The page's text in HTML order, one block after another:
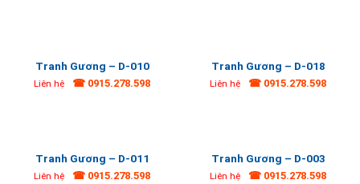
Tranh Gương – D-010
Liên hệ ☎ 0915.278.598
Tranh Gương – D-018
Liên hệ ☎ 0915.278.598
Tranh Gương – D-011
Liên hệ ☎ 0915.278.598
Tranh Gương – D-003
Liên hệ ☎ 0915.278.598